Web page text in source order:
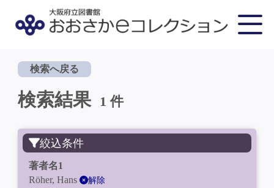
検索へ戻る
検索結果 1 件
絞込条件
著者名1
Röher, Hans
解除